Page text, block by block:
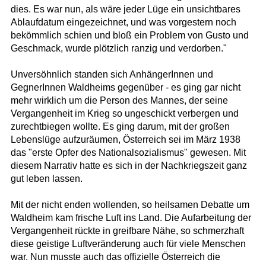
dies. Es war nun, als wäre jeder Lüge ein unsichtbares
Ablaufdatum eingezeichnet, und was vorgestern noch
bekömmlich schien und bloß ein Problem von Gusto und
Geschmack, wurde plötzlich ranzig und verdorben."
Unversöhnlich standen sich AnhängerInnen und
GegnerInnen Waldheims gegenüber - es ging gar nicht
mehr wirklich um die Person des Mannes, der seine
Vergangenheit im Krieg so ungeschickt verbergen und
zurechtbiegen wollte. Es ging darum, mit der großen
Lebenslüge aufzuräumen, Österreich sei im März 1938
das "erste Opfer des Nationalsozialismus" gewesen. Mit
diesem Narrativ hatte es sich in der Nachkriegszeit ganz
gut leben lassen.
Mit der nicht enden wollenden, so heilsamen Debatte um
Waldheim kam frische Luft ins Land. Die Aufarbeitung der
Vergangenheit rückte in greifbare Nähe, so schmerzhaft
diese geistige Luftveränderung auch für viele Menschen
war. Nun musste auch das offizielle Österreich die